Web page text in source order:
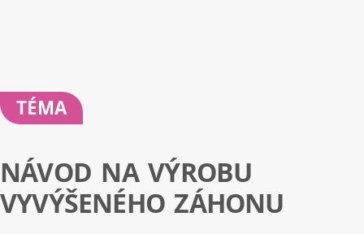
TÉMA
NÁVOD NA VÝROBU
VYVÝŠENÉHO ZÁHONU